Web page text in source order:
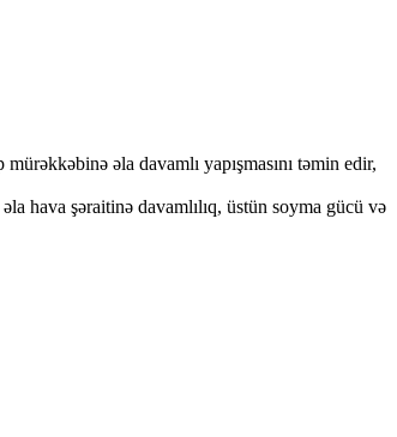
əla davamlı yapışmasını təmin edir,
hava şəraitinə davamlılıq, üstün soyma gücü və